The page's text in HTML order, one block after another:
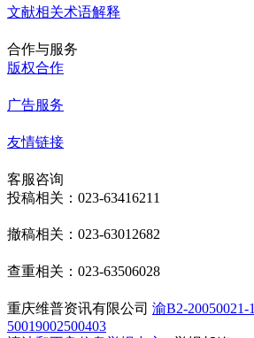
文献相关术语解释
合作与服务
版权合作
广告服务
友情链接
客服咨询
投稿相关：023-63416211
撤稿相关：023-63012682
查重相关：023-63506028
重庆维普资讯有限公司 渝B2-20050021-1
50019002500403